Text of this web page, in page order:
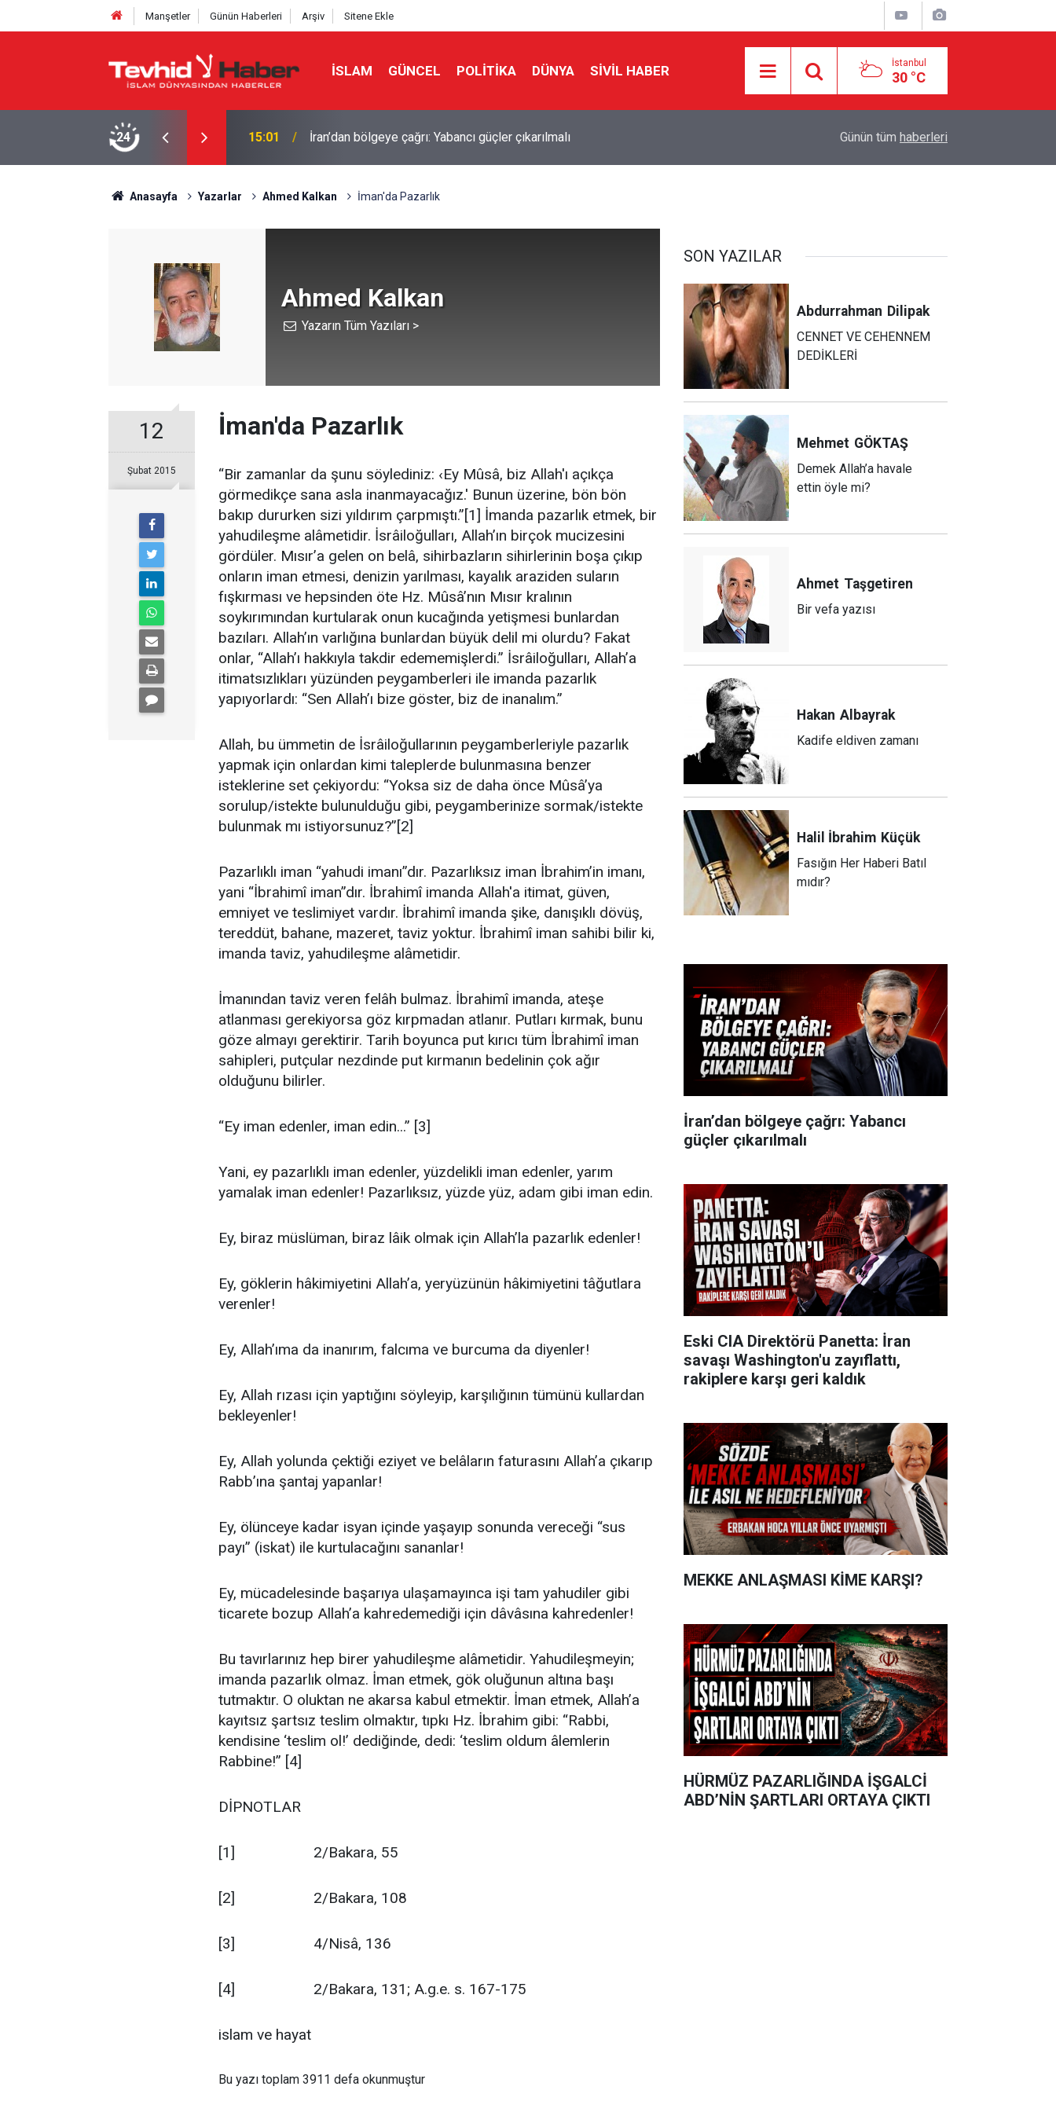
Manşetler Günün Haberleri Arşiv Sitene Ekle
İSLAM GÜNCEL POLITIKA DÜNYA SIVIL HABER İstanbul
30 °C
24 14:17
Eski CIA Direktörü Panetta: İran savaşı Washington'u zayıflattı, rakiplere karşı
geri kaldık
MEKKE ANLAŞMASI KİME KARŞI?
Günün tüm haberleri
Anasayfa Yazarlar Ahmed Kalkan İman'da Pazarlık
Ahmed Kalkan
Yazarın Tüm Yazıları >
12
Şubat 2015
İman'da Pazarlık
“Bir zamanlar da şunu söylediniz: ‹Ey Mûsâ, biz Allah'ı açıkça
görmedikçe sana asla inanmayacağız.' Bunun üzerine, bön bön
bakıp dururken sizi yıldırım çarpmıştı.”[1] İmanda pazarlık etmek, bir
yahudileşme alâmetidir. İsrâiloğulları, Allah’ın birçok mucizesini
gördüler. Mısır’a gelen on belâ, sihirbazların sihirlerinin boşa çıkıp
onların iman etmesi, denizin yarılması, kayalık araziden suların
fışkırması ve hepsinden öte Hz. Mûsâ’nın Mısır kralının
soykırımından kurtularak onun kucağında yetişmesi bunlardan
bazıları. Allah’ın varlığına bunlardan büyük delil mi olurdu? Fakat
onlar, “Allah’ı hakkıyla takdir edememişlerdi.” İsrâiloğulları, Allah’a
itimatsızlıkları yüzünden peygamberleri ile imanda pazarlık
yapıyorlardı: “Sen Allah’ı bize göster, biz de inanalım.”
Allah, bu ümmetin de İsrâiloğullarının peygamberleriyle pazarlık
yapmak için onlardan kimi taleplerde bulunmasına benzer
isteklerine set çekiyordu: “Yoksa siz de daha önce Mûsâ’ya
sorulup/istekte bulunulduğu gibi, peygamberinize sormak/istekte
bulunmak mı istiyorsunuz?”[2]
Pazarlıklı iman “yahudi imanı”dır. Pazarlıksız iman İbrahim’in imanı,
yani “İbrahimî iman”dır. İbrahimî imanda Allah'a itimat, güven,
emniyet ve teslimiyet vardır. İbrahimî imanda şike, danışıklı dövüş,
tereddüt, bahane, mazeret, taviz yoktur. İbrahimî iman sahibi bilir ki,
imanda taviz, yahudileşme alâmetidir.
İmanından taviz veren felâh bulmaz. İbrahimî imanda, ateşe
atlanması gerekiyorsa göz kırpmadan atlanır. Putları kırmak, bunu
göze almayı gerektirir. Tarih boyunca put kırıcı tüm İbrahimî iman
sahipleri, putçular nezdinde put kırmanın bedelinin çok ağır
olduğunu bilirler.
“Ey iman edenler, iman edin...” [3]
Yani, ey pazarlıklı iman edenler, yüzdelikli iman edenler, yarım
yamalak iman edenler! Pazarlıksız, yüzde yüz, adam gibi iman edin.
Ey, biraz müslüman, biraz lâik olmak için Allah’la pazarlık edenler!
Ey, göklerin hâkimiyetini Allah’a, yeryüzünün hâkimiyetini tâğutlara
verenler!
Ey, Allah’ıma da inanırım, falcıma ve burcuma da diyenler!
Ey, Allah rızası için yaptığını söyleyip, karşılığının tümünü kullardan
bekleyenler!
Ey, Allah yolunda çektiği eziyet ve belâların faturasını Allah’a çıkarıp
Rabb’ına şantaj yapanlar!
Ey, ölünceye kadar isyan içinde yaşayıp sonunda vereceği “sus
payı” (iskat) ile kurtulacağını sananlar!
Ey, mücadelesinde başarıya ulaşamayınca işi tam yahudiler gibi
ticarete bozup Allah’a kahredemediği için dâvâsına kahredenler!
Bu tavırlarınız hep birer yahudileşme alâmetidir. Yahudileşmeyin;
imanda pazarlık olmaz. İman etmek, gök oluğunun altına başı
tutmaktır. O oluktan ne akarsa kabul etmektir. İman etmek, Allah’a
kayıtsız şartsız teslim olmaktır, tıpkı Hz. İbrahim gibi: “Rabbi,
kendisine ‘teslim ol!’ dediğinde, dedi: ‘teslim oldum âlemlerin
Rabbine!” [4]
DİPNOTLAR
[1] 2/Bakara, 55
[2] 2/Bakara, 108
[3] 4/Nisâ, 136
[4] 2/Bakara, 131; A.g.e. s. 167-175
islam ve hayat
Bu yazı toplam 3911 defa okunmuştur
SON YAZILAR
Abdurrahman Dilipak
CENNET VE CEHENNEM
DEDİKLERİ
Mehmet GÖKTAŞ
Demek Allah’a havale
ettin öyle mi?
Ahmet Taşgetiren
Bir vefa yazısı
Hakan Albayrak
Kadife eldiven zamanı
Halil İbrahim Küçük
Fasığın Her Haberi Batıl
mıdır?
İran’dan bölgeye çağrı: Yabancı
güçler çıkarılmalı
Eski CIA Direktörü Panetta: İran
savaşı Washington'u zayıflattı,
rakiplere karşı geri kaldık
MEKKE ANLAŞMASI KİME KARŞI?
HÜRMÜZ PAZARLIĞINDA İŞGALCİ
ABD’NİN ŞARTLARI ORTAYA ÇIKTI